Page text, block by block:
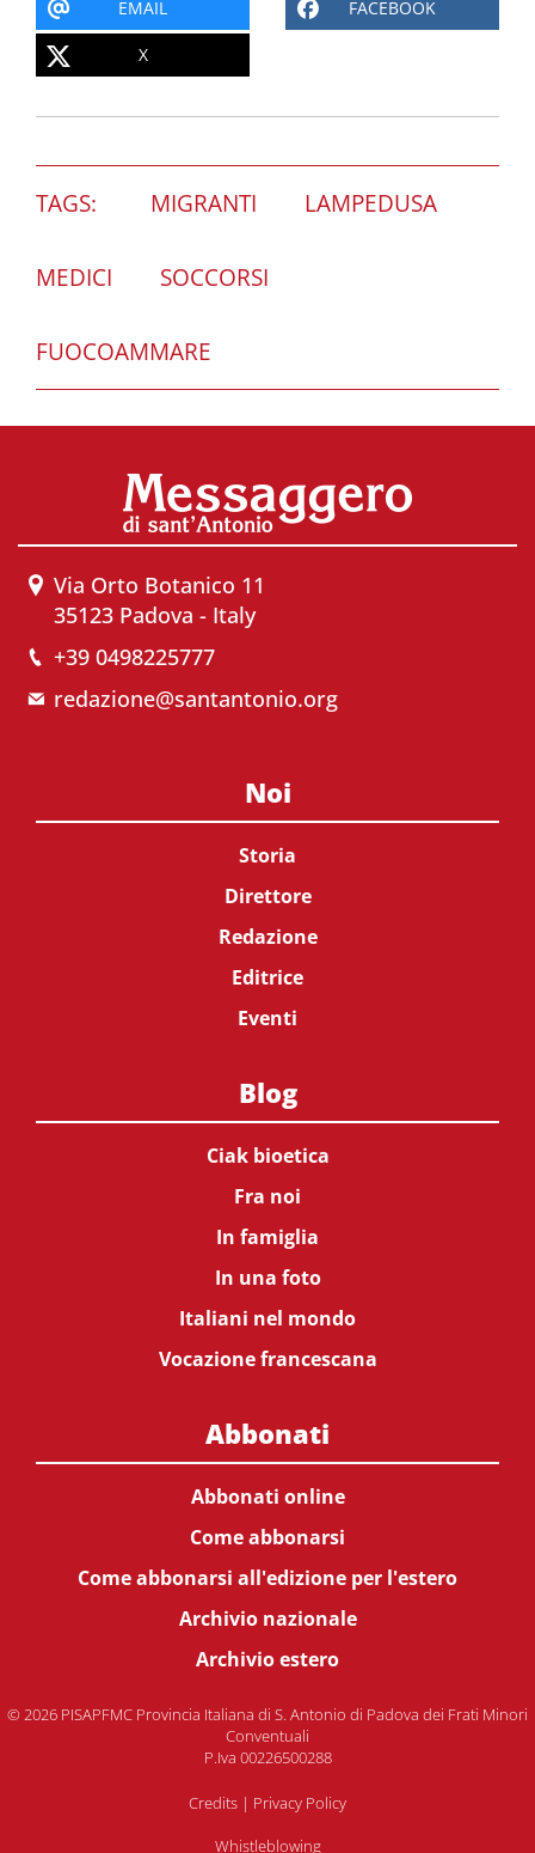
EMAIL FACEBOOK
X
TAGS: MIGRANTI LAMPEDUSA
MEDICI SOCCORSI
FUOCOAMMARE
Via Orto Botanico 11
35123 Padova - Italy
+39 0498225777
redazione@santantonio.org
Noi
Storia
Direttore
Redazione
Editrice
Eventi
Blog
Ciak bioetica
Fra noi
In famiglia
In una foto
Italiani nel mondo
Vocazione francescana
Abbonati
Abbonati online
Come abbonarsi
Come abbonarsi all'edizione per l'estero
Archivio nazionale
Archivio estero
© 2026 PISAPFMC Provincia Italiana di S. Antonio di Padova dei Frati Minori
Conventuali
P.Iva 00226500288
Credits | Privacy Policy
Whistleblowing